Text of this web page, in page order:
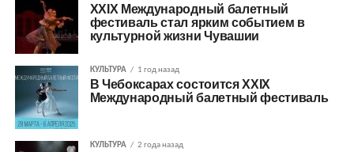
XXIX Международный балетный
фестиваль стал ярким событием в
культурной жизни Чувашии
КУЛЬТУРА 1 год назад
В Чебоксарах состоится XXIX
Международный балетный фестиваль
КУЛЬТУРА 2 года назад